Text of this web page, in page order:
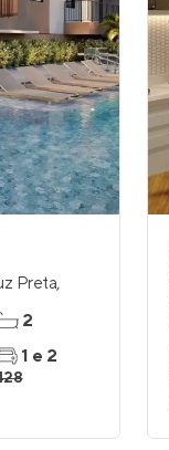
Preta,
2
1 e 2